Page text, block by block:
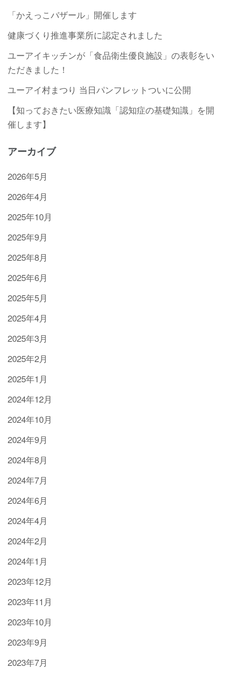
「かえっこバザール」開催します
健康づくり推進事業所に認定されました
ユーアイキッチンが「食品衛生優良施設」の表彰をい
ただきました！
ユーアイ村まつり 当日パンフレットついに公開
【知っておきたい医療知識「認知症の基礎知識」を開
催します】
アーカイブ
2026年5月
2026年4月
2025年10月
2025年9月
2025年8月
2025年6月
2025年5月
2025年4月
2025年3月
2025年2月
2025年1月
2024年12月
2024年10月
2024年9月
2024年8月
2024年7月
2024年6月
2024年4月
2024年2月
2024年1月
2023年12月
2023年11月
2023年10月
2023年9月
2023年7月